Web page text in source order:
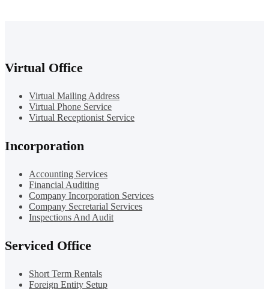
Virtual Office
Virtual Mailing Address
Virtual Phone Service
Virtual Receptionist Service
Incorporation
Accounting Services
Financial Auditing
Company Incorporation Services
Company Secretarial Services
Inspections And Audit
Serviced Office
Short Term Rentals
Foreign Entity Setup